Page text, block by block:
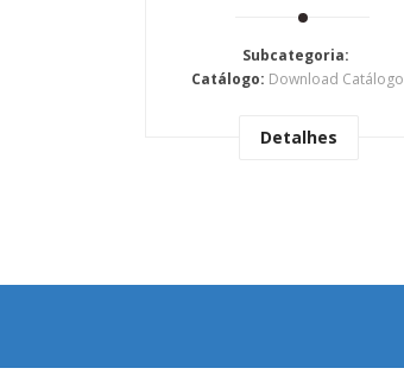
Subcategoria:
Catálogo: Download Catálogo
Detalhes